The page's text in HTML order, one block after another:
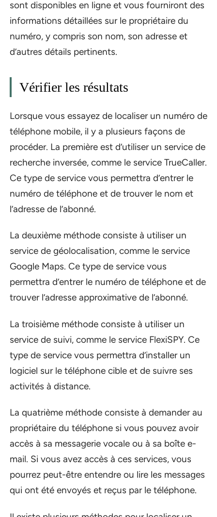
sont disponibles en ligne et vous fourniront des
informations détaillées sur le propriétaire du
numéro, y compris son nom, son adresse et
d’autres détails pertinents.
Vérifier les résultats
Lorsque vous essayez de localiser un numéro de
téléphone mobile, il y a plusieurs façons de
procéder. La première est d’utiliser un service de
recherche inversée, comme le service TrueCaller.
Ce type de service vous permettra d’entrer le
numéro de téléphone et de trouver le nom et
l’adresse de l’abonné.
La deuxième méthode consiste à utiliser un
service de géolocalisation, comme le service
Google Maps. Ce type de service vous
permettra d’entrer le numéro de téléphone et de
trouver l’adresse approximative de l’abonné.
La troisième méthode consiste à utiliser un
service de suivi, comme le service FlexiSPY. Ce
type de service vous permettra d’installer un
logiciel sur le téléphone cible et de suivre ses
activités à distance.
La quatrième méthode consiste à demander au
propriétaire du téléphone si vous pouvez avoir
accès à sa messagerie vocale ou à sa boîte e-
mail. Si vous avez accès à ces services, vous
pourrez peut-être entendre ou lire les messages
qui ont été envoyés et reçus par le téléphone.